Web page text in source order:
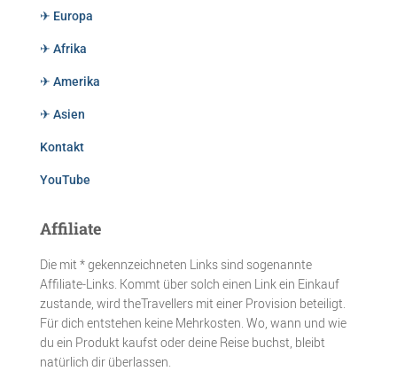
✈ Europa
✈ Afrika
✈ Amerika
✈ Asien
Kontakt
YouTube
Affiliate
Die mit * gekennzeichneten Links sind sogenannte
Affiliate-Links. Kommt über solch einen Link ein Einkauf
zustande, wird theTravellers mit einer Provision beteiligt.
Für dich entstehen keine Mehrkosten. Wo, wann und wie
du ein Produkt kaufst oder deine Reise buchst, bleibt
natürlich dir überlassen.